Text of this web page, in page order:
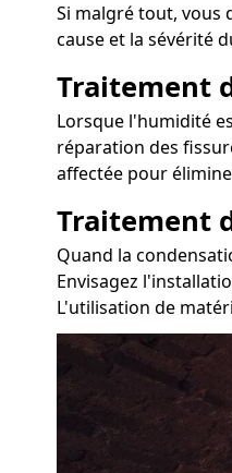
Si malgré tout, vous
cause et la sévérité
Traitement
Lorsque l'humidité
réparation des
affectée pour
Traitement
Quand la
Envisagez
L'utilisation de